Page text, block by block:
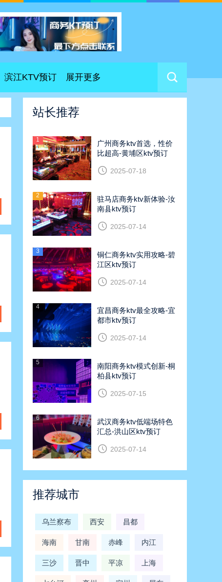
滨江KTV预订 展开更多
站长推荐
1
广州商务ktv首选，性价
比超高-黄埔区ktv预订
2025-07-18
2
驻马店商务ktv新体验-汝
南县ktv预订
2025-07-14
3
铜仁商务ktv实用攻略-碧
江区ktv预订
2025-07-14
4
宜昌商务ktv最全攻略-宜
都市ktv预订
2025-07-14
5
南阳商务ktv模式创新-桐
柏县ktv预订
2025-07-15
6
武汉商务ktv低端场特色
汇总-洪山区ktv预订
2025-07-14
推荐城市
乌兰察布 西安 昌都
海南 甘南 赤峰 内江
三沙 晋中 平凉 上海